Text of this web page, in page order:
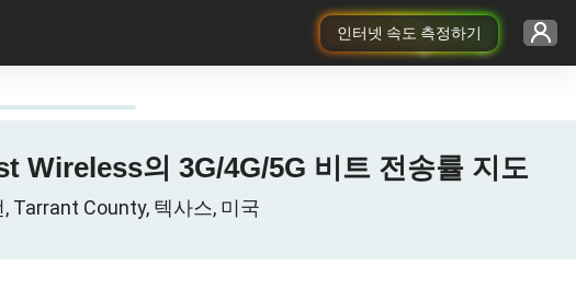
인터넷 속도 측정하기
의 3G/4G/5G 비트 전송률 지도
Tarrant County, 텍사스, 미국